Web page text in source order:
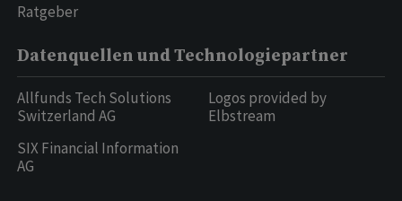
Ratgeber
Datenquellen und Technologiepartner
Allfunds Tech Solutions
Switzerland AG
SIX Financial Information
AG
Logos provided by
Elbstream